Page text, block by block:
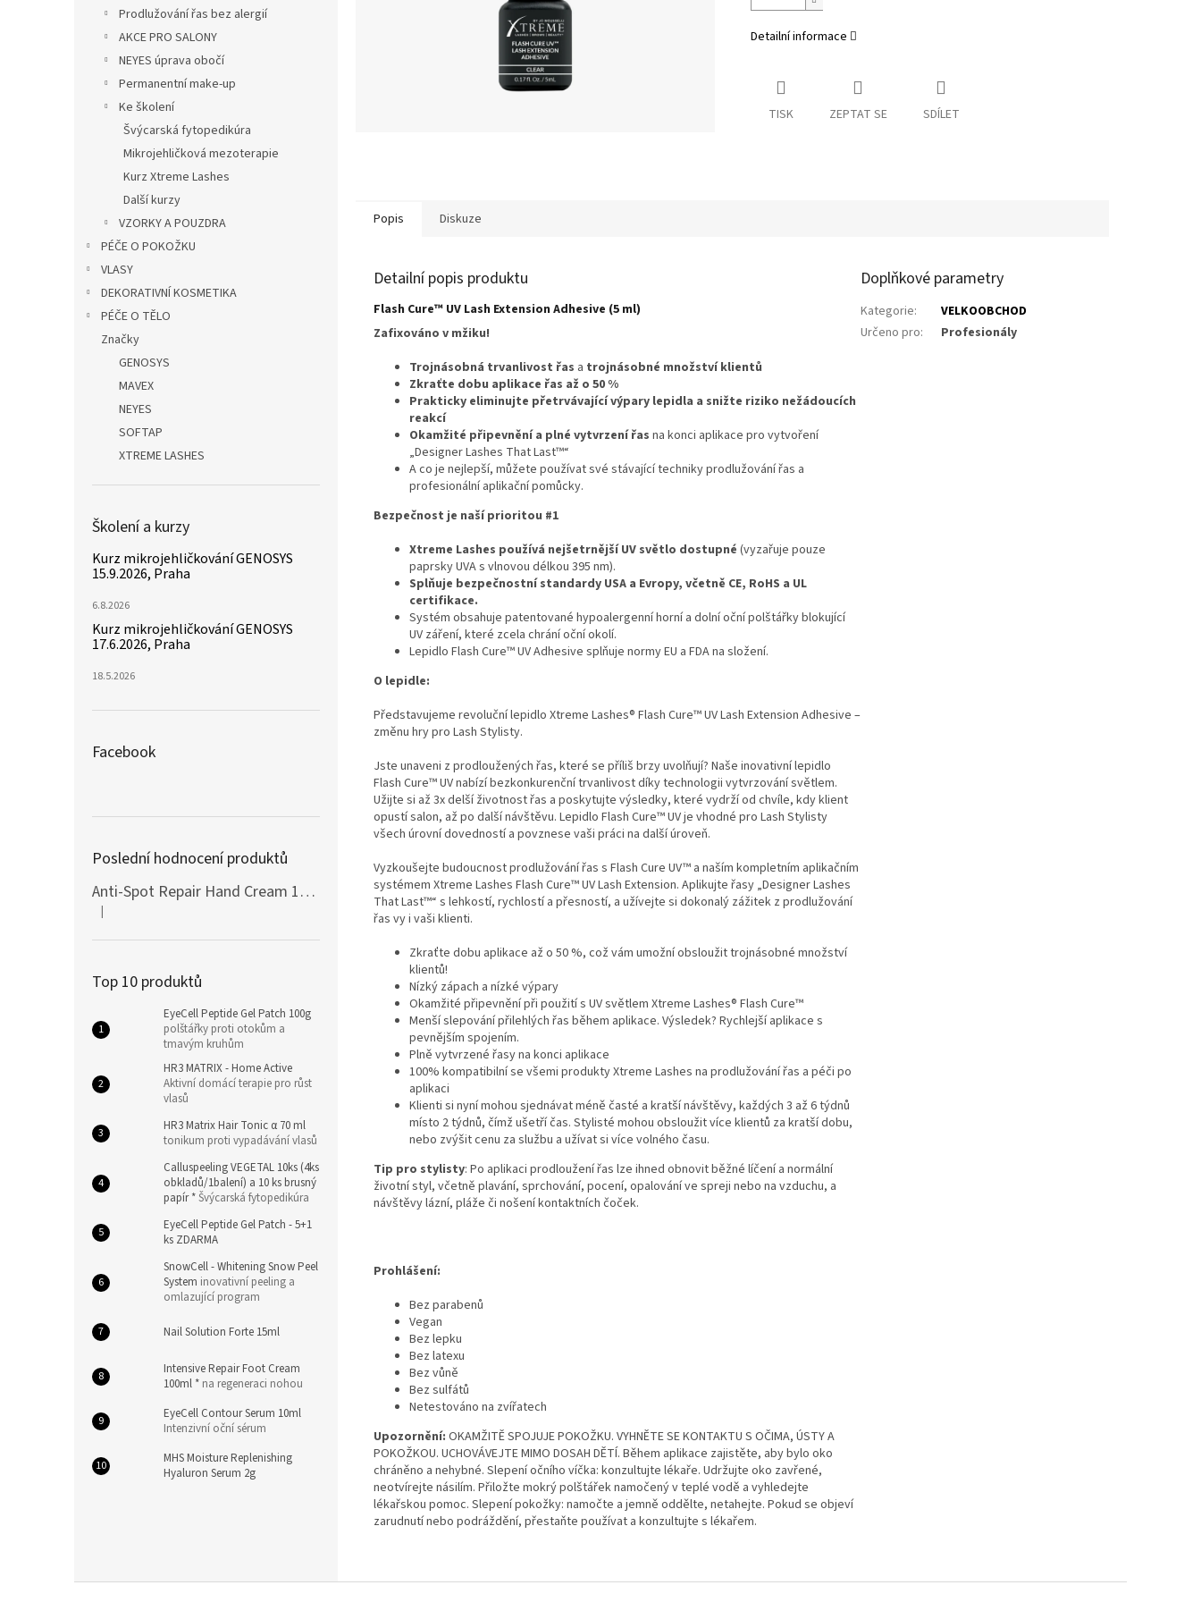
Prodlužování řas bez alergií
AKCE PRO SALONY
NEYES úprava obočí
Permanentní make-up
Ke školení
Švýcarská fytopedikúra
Mikrojehličková mezoterapie
Kurz Xtreme Lashes
Další kurzy
VZORKY A POUZDRA
PÉČE O POKOŽKU
VLASY
DEKORATIVNÍ KOSMETIKA
PÉČE O TĚLO
Značky
GENOSYS
MAVEX
NEYES
SOFTAP
XTREME LASHES
Školení a kurzy
Kurz mikrojehličkování GENOSYS
15.9.2026, Praha
6.8.2026
Kurz mikrojehličkování GENOSYS
17.6.2026, Praha
18.5.2026
Facebook
Poslední hodnocení produktů
Anti-Spot Repair Hand Cream 100ml Botanic SPA
Hodnocení produktu je 5 z 5 hvězdiček.
|
Top 10 produktů
EyeCell Peptide Gel Patch 100g
polštářky proti otokům a
tmavým kruhům
HR3 MATRIX - Home Active
Aktivní domácí terapie pro růst
vlasů
HR3 Matrix Hair Tonic α 70 ml
tonikum proti vypadávání vlasů
Calluspeeling VEGETAL 10ks (4ks
obkladů/1balení) a 10 ks brusný
papír *Švýcarská fytopedikúra
EyeCell Peptide Gel Patch - 5+1
ks ZDARMA
SnowCell - Whitening Snow Peel
System inovativní peeling a
omlazující program
Nail Solution Forte 15ml
Intensive Repair Foot Cream
100ml * na regeneraci nohou
EyeCell Contour Serum 10ml
Intenzivní oční sérum
MHS Moisture Replenishing
Hyaluron Serum 2g
Detailní informace
TISK ZEPTAT SE SDÍLET
Popis Diskuze
Detailní popis produktu
Flash Cure™ UV Lash Extension Adhesive (5 ml)
Zafixováno v mžiku!
Trojnásobná trvanlivost řas a trojnásobné množství klientů
Zkraťte dobu aplikace řas až o 50 %
Prakticky eliminujte přetrvávající výpary lepidla a snižte riziko nežádoucích
reakcí
Okamžité připevnění a plné vytvrzení řas na konci aplikace pro vytvoření
„Designer Lashes That Last™“
A co je nejlepší, můžete používat své stávající techniky prodlužování řas a
profesionální aplikační pomůcky.
Bezpečnost je naší prioritou #1
Xtreme Lashes používá nejšetrnější UV světlo dostupné (vyzařuje pouze
paprsky UVA s vlnovou délkou 395 nm).
Splňuje bezpečnostní standardy USA a Evropy, včetně CE, RoHS a UL
certifikace.
Systém obsahuje patentované hypoalergenní horní a dolní oční polštářky blokující
UV záření, které zcela chrání oční okolí.
Lepidlo Flash Cure™ UV Adhesive splňuje normy EU a FDA na složení.
O lepidle:
Představujeme revoluční lepidlo Xtreme Lashes® Flash Cure™ UV Lash Extension Adhesive –
změnu hry pro Lash Stylisty.
Jste unaveni z prodloužených řas, které se příliš brzy uvolňují? Naše inovativní lepidlo
Flash Cure™ UV nabízí bezkonkurenční trvanlivost díky technologii vytvrzování světlem.
Užijte si až 3x delší životnost řas a poskytujte výsledky, které vydrží od chvíle, kdy klient
opustí salon, až po další návštěvu. Lepidlo Flash Cure™ UV je vhodné pro Lash Stylisty
všech úrovní dovedností a povznese vaši práci na další úroveň.
Vyzkoušejte budoucnost prodlužování řas s Flash Cure UV™ a naším kompletním aplikačním
systémem Xtreme Lashes Flash Cure™ UV Lash Extension. Aplikujte řasy „Designer Lashes
That Last™“ s lehkostí, rychlostí a přesností, a užívejte si dokonalý zážitek z prodlužování
řas vy i vaši klienti.
Zkraťte dobu aplikace až o 50 %, což vám umožní obsloužit trojnásobné množství
klientů!
Nízký zápach a nízké výpary
Okamžité připevnění při použití s UV světlem Xtreme Lashes® Flash Cure™
Menší slepování přilehlých řas během aplikace. Výsledek? Rychlejší aplikace s
pevnějším spojením.
Plně vytvrzené řasy na konci aplikace
100% kompatibilní se všemi produkty Xtreme Lashes na prodlužování řas a péči po
aplikaci
Klienti si nyní mohou sjednávat méně časté a kratší návštěvy, každých 3 až 6 týdnů
místo 2 týdnů, čímž ušetří čas. Stylisté mohou obsloužit více klientů za kratší dobu,
nebo zvýšit cenu za službu a užívat si více volného času.
Tip pro stylisty: Po aplikaci prodloužení řas lze ihned obnovit běžné líčení a normální
životní styl, včetně plavání, sprchování, pocení, opalování ve spreji nebo na vzduchu, a
návštěvy lázní, pláže či nošení kontaktních čoček.
Prohlášení:
Bez parabenů
Vegan
Bez lepku
Bez latexu
Bez vůně
Bez sulfátů
Netestováno na zvířatech
Upozornění: OKAMŽITĚ SPOJUJE POKOŽKU. VYHNĚTE SE KONTAKTU S OČIMA, ÚSTY A
POKOŽKOU. UCHOVÁVEJTE MIMO DOSAH DĚTÍ. Během aplikace zajistěte, aby bylo oko
chráněno a nehybné. Slepení očního víčka: konzultujte lékaře. Udržujte oko zavřené,
neotvírejte násilím. Přiložte mokrý polštářek namočený v teplé vodě a vyhledejte
lékařskou pomoc. Slepení pokožky: namočte a jemně oddělte, netahejte. Pokud se objeví
zarudnutí nebo podráždění, přestaňte používat a konzultujte s lékařem.
Doplňkové parametry
Kategorie:
VELKOOBCHOD
Určeno pro: Profesionály